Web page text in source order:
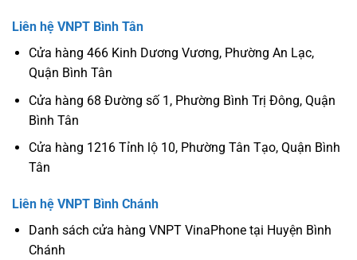
Liên hệ VNPT Bình Tân
Cửa hàng 466 Kinh Dương Vương, Phường An Lạc,
Quận Bình Tân
Cửa hàng 68 Đường số 1, Phường Bình Trị Đông, Quận
Bình Tân
Cửa hàng 1216 Tỉnh lộ 10, Phường Tân Tạo, Quận Bình
Tân
Liên hệ VNPT Bình Chánh
Danh sách cửa hàng VNPT VinaPhone tại Huyện Bình
Chánh